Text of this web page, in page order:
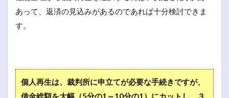
あって、返済の見込みがあるのであれば十分検討できま
す。
個人再生は、裁判所に申立てが必要な手続きですが、
借金総額を大幅（5分の1～10分の1）にカットし、３